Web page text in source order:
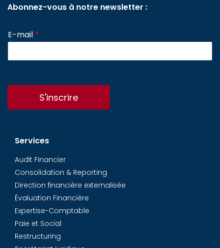
Abonnez-vous à notre newsletter :
E-mail *
S'inscrire
Services
Audit Financier
Consolidation & Reporting
Direction financière externalisée
Évaluation Financière
Expertise-Comptable
Paie et Social
Restructuring